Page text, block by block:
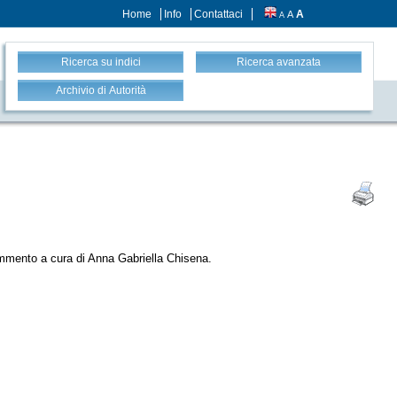
Home Info Contattaci A A A
Ricerca su indici Ricerca avanzata
Archivio di Autorità